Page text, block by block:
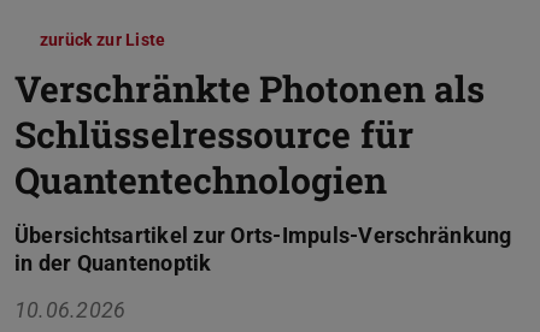
zurück zur Liste
Verschränkte Photonen als
Schlüsselressource für
Quantentechnologien
Übersichtsartikel zur Orts-Impuls-Verschränkung
in der Quantenoptik
10.06.2026